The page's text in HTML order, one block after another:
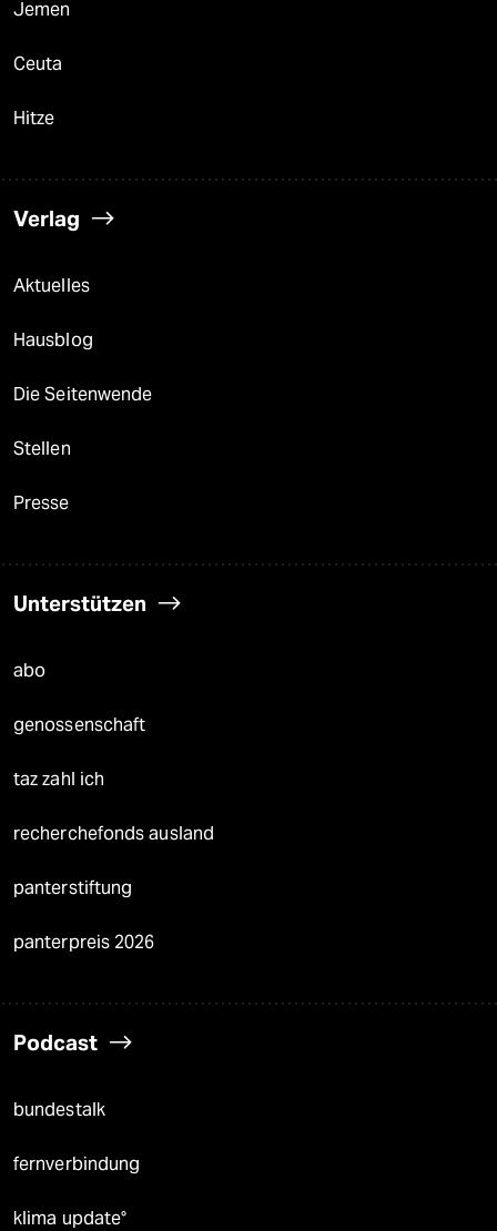
Jemen
Ceuta
Hitze
Verlag
Aktuelles
Hausblog
Die Seitenwende
Stellen
Presse
Unterstützen
abo
genossenschaft
taz zahl ich
recherchefonds ausland
panterstiftung
panterpreis 2026
Podcast
bundestalk
fernverbindung
klima update°